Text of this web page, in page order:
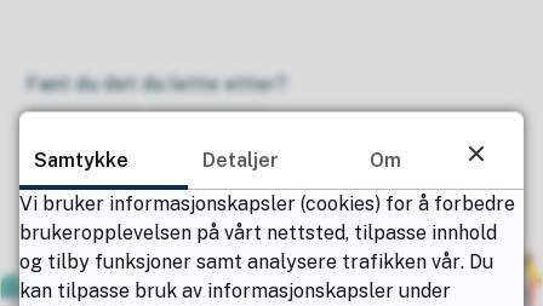
Fant du det du lette etter?
Samtykke Detaljer
Om
Vi bruker informasjonskapsler (cookies) for å forbedre
brukeropplevelsen på vårt nettsted, tilpasse innhold
og tilby funksjoner samt analysere trafikken vår. Du
kan tilpasse bruk av informasjonskapsler under